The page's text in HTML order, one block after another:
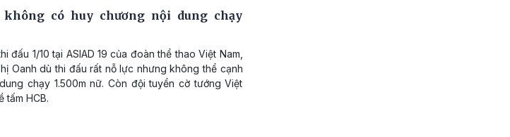
không có huy chương nội dung chạy
đấu 1/10 tại ASIAD 19 của đoàn thể thao Việt Nam,
Oanh dù thi đấu rất nỗ lực nhưng không thể cạnh
chạy 1.500m nữ. Còn đội tuyển cờ tướng Việt
tấm HCB.